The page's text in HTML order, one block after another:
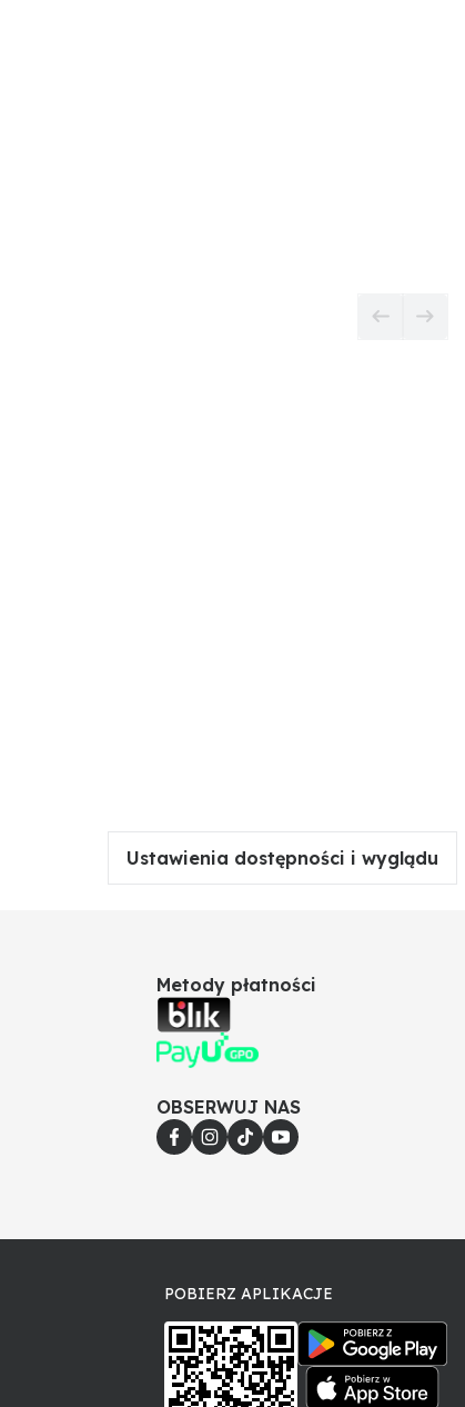
Ustawienia dostępności i wyglądu
Metody płatności
OBSERWUJ NAS
POBIERZ APLIKACJE